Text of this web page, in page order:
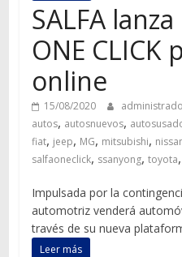
SALFA
ONE CLICK
online
15/08/2020
autos, autosnuevos,
fiat, jeep, MG, mitsubishi,
salfaoneclick, ssanyong, toyota,
Impulsada por la
automotriz venderá
través de su nueva
Leer más